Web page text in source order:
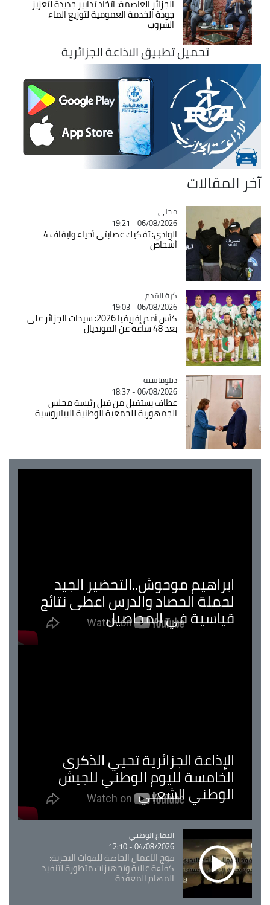
الجزائر العاصمة: اتخاذ تدابير جديدة لتعزيز
جودة الخدمة العمومية لتوزيع الماء
الشروب
تحميل تطبيق الاذاعة الجزائرية
آخر المقالات
Catégorie
محلي
06/08/2026 - 19:21
الوادي: تفكيك عصابتي أحياء وايقاف 4
أشخاص
Catégorie
كرة القدم
06/08/2026 - 19:03
كأس أمم إفريقيا 2026: سيدات الجزائر على
بعد 48 ساعة عن المونديال
Catégorie
دبلوماسية
06/08/2026 - 18:37
عطاف يستقبل من قبل رئيسة مجلس
الجمهورية للجمعية الوطنية البيلاروسية
ابراهيم موحوش..التحضير الجيد
لحملة الحصاد والدرس اعطى نتائج
قياسية في المحاصيل
الإذاعة الجزائرية تحيي الذكرى
الخامسة لليوم الوطني للجيش
الوطني الشعبي
Catégorie
الدفاع الوطني
04/08/2026 - 12:10
فوج الأعمال الخاصة للقوات البحرية:
كفاءة عالية وتجهيزات متطورة لتنفيذ
المهام المعقدة